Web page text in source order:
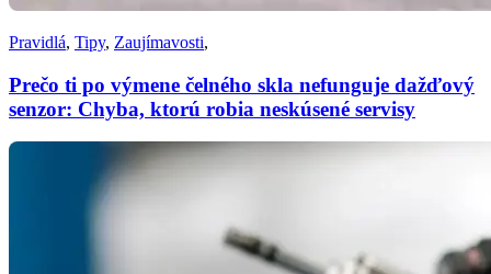
Pravidlá, Tipy, Zaujímavosti,
Prečo ti po výmene čelného skla nefunguje dažďový
senzor: Chyba, ktorú robia neskúsené servisy